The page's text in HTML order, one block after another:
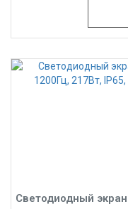
Светодиодный